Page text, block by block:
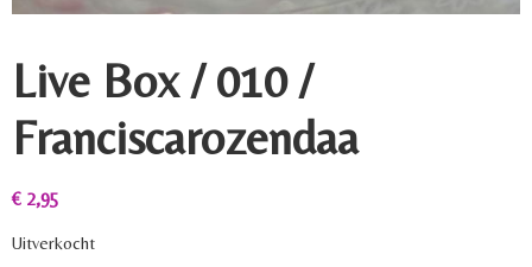
Live Box / 010 /
Franciscarozendaa
€ 2,95
Uitverkocht